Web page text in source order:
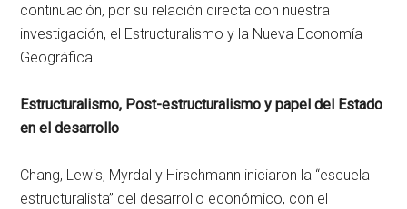
continuación, por su relación directa con nuestra
investigación, el Estructuralismo y la Nueva Economía
Geográfica.
Estructuralismo, Post-estructuralismo y papel del Estado
en el desarrollo
Chang, Lewis, Myrdal y Hirschmann iniciaron la “escuela
estructuralista” del desarrollo económico, con el